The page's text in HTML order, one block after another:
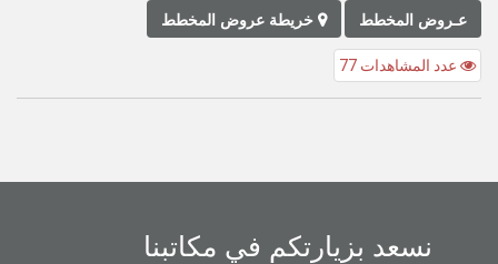
عـروض المخطط خريطة عروض المخطط
عدد المشاهدات 77
نسعد بزيارتكم في مكاتبنا